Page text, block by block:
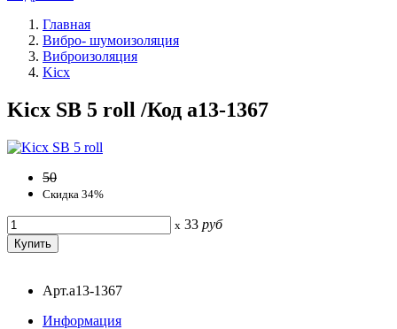
Главная
Вибро- шумоизоляция
Виброизоляция
Kicx
Kicx SB 5 roll /Код a13-1367
50
Скидка 34%
x 33 руб
Арт.a13-1367
Информация